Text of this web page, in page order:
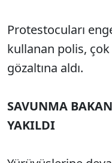
Protestocuları
kullanan polis,
gözaltına aldı.
SAVUNMA
YAKILDI